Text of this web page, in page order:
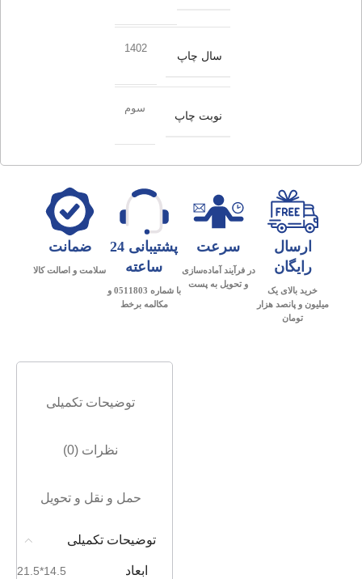
سال چاپ
1402
نوبت چاپ
سوم
ارسال
رایگان
خرید بالای یک
میلیون و پانصد هزار
تومان
سرعت
در فرآیند آماده‌سازی
و تحویل به پست
پشتیبانی 24
ساعته
با شماره 0511803 و
مکالمه برخط
ضمانت
سلامت و اصالت کالا
توضیحات تکمیلی
نظرات (0)
حمل و نقل و تحویل
توضیحات تکمیلی
ابعاد 14.5*21.5